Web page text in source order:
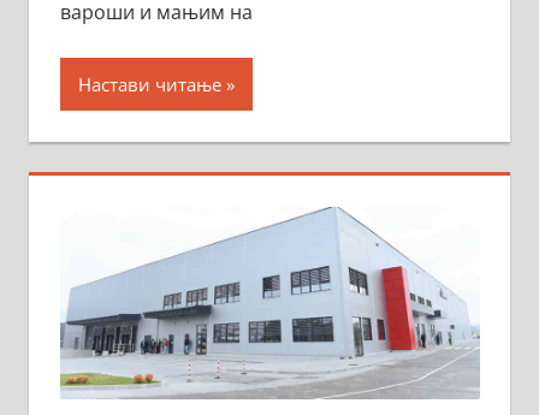
вароши и мањим на
Настави читање